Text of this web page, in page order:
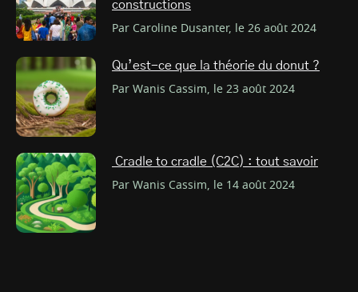
constructions
Par Caroline Dusanter, le 26 août 2024
Qu’est-ce que la théorie du donut ?
Par Wanis Cassim, le 23 août 2024
Cradle to cradle (C2C) : tout savoir
Par Wanis Cassim, le 14 août 2024